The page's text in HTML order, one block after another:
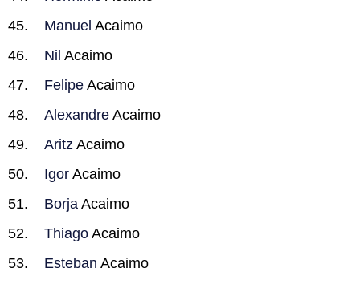
Manuel Acaimo
Nil Acaimo
Felipe Acaimo
Alexandre Acaimo
Aritz Acaimo
Igor Acaimo
Borja Acaimo
Thiago Acaimo
Esteban Acaimo